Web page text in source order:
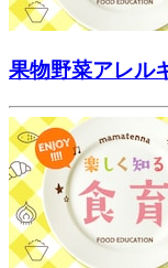
果物野菜アレル